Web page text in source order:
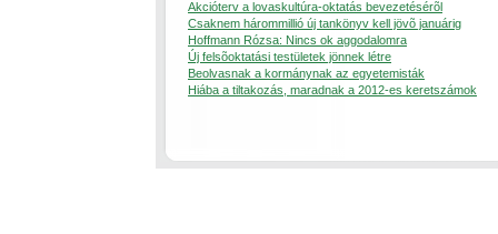
Akcióterv a lovaskultúra-oktatás bevezetésérõl
Csaknem hárommillió új tankönyv kell jövõ januárig
Hoffmann Rózsa: Nincs ok aggodalomra
Új felsõoktatási testületek jönnek létre
Beolvasnak a kormánynak az egyetemisták
Hiába a tiltakozás, maradnak a 2012-es keretszámok